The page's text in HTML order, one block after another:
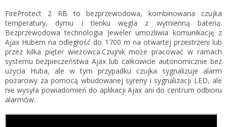
FireProtect 2 RB to bezprzewodowa, kombinowana czujka
temperatury, dymu i tlenku węgla z wymienną baterią.
Bezprzewodowa technologia Jeweler umożliwia komunikację z
Ajax Hubem na odległość do 1700 m na otwartej przestrzeni lub
przez kilka pięter wieżowca.Czujnik może pracować w ramach
systemu bezpieczeństwa Ajax lub całkowicie autonomicznie bez
użycia Huba, ale w tym przypadku czujka sygnalizuje alarm
pożarowy za pomocą wbudowanej syreny i sygnalizacji LED, ale
nie wysyła powiadomień do aplikacji Ajax ani do centrum odbioru
alarmów.